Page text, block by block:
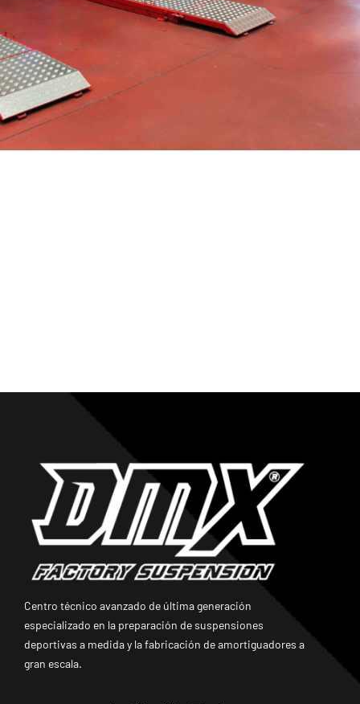
CLICKS A TU MEDIDA
Centro técnico avanzado de última generación
especializado en la preparación de suspensiones
deportivas a medida y la fabricación de amortiguadores a
gran escala.